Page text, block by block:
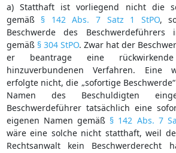
a) Statthaft ist vorliegend nicht die
gemäß § 142 Abs. 7 Satz 1 StPO,
Beschwerde des
gemäß § 304 StPO. Zwar hat der
er beantrage eine
hinzuverbundenen Verfahren. Eine
erfolgte nicht, die „sofortige
Namen des Beschuldigten
Beschwerdeführer tatsächlich eine
eigenen Namen gemäß § 142 Abs. 7
wäre eine solche nicht statthaft, weil
Rechtsanwalt kein Beschwerderecht